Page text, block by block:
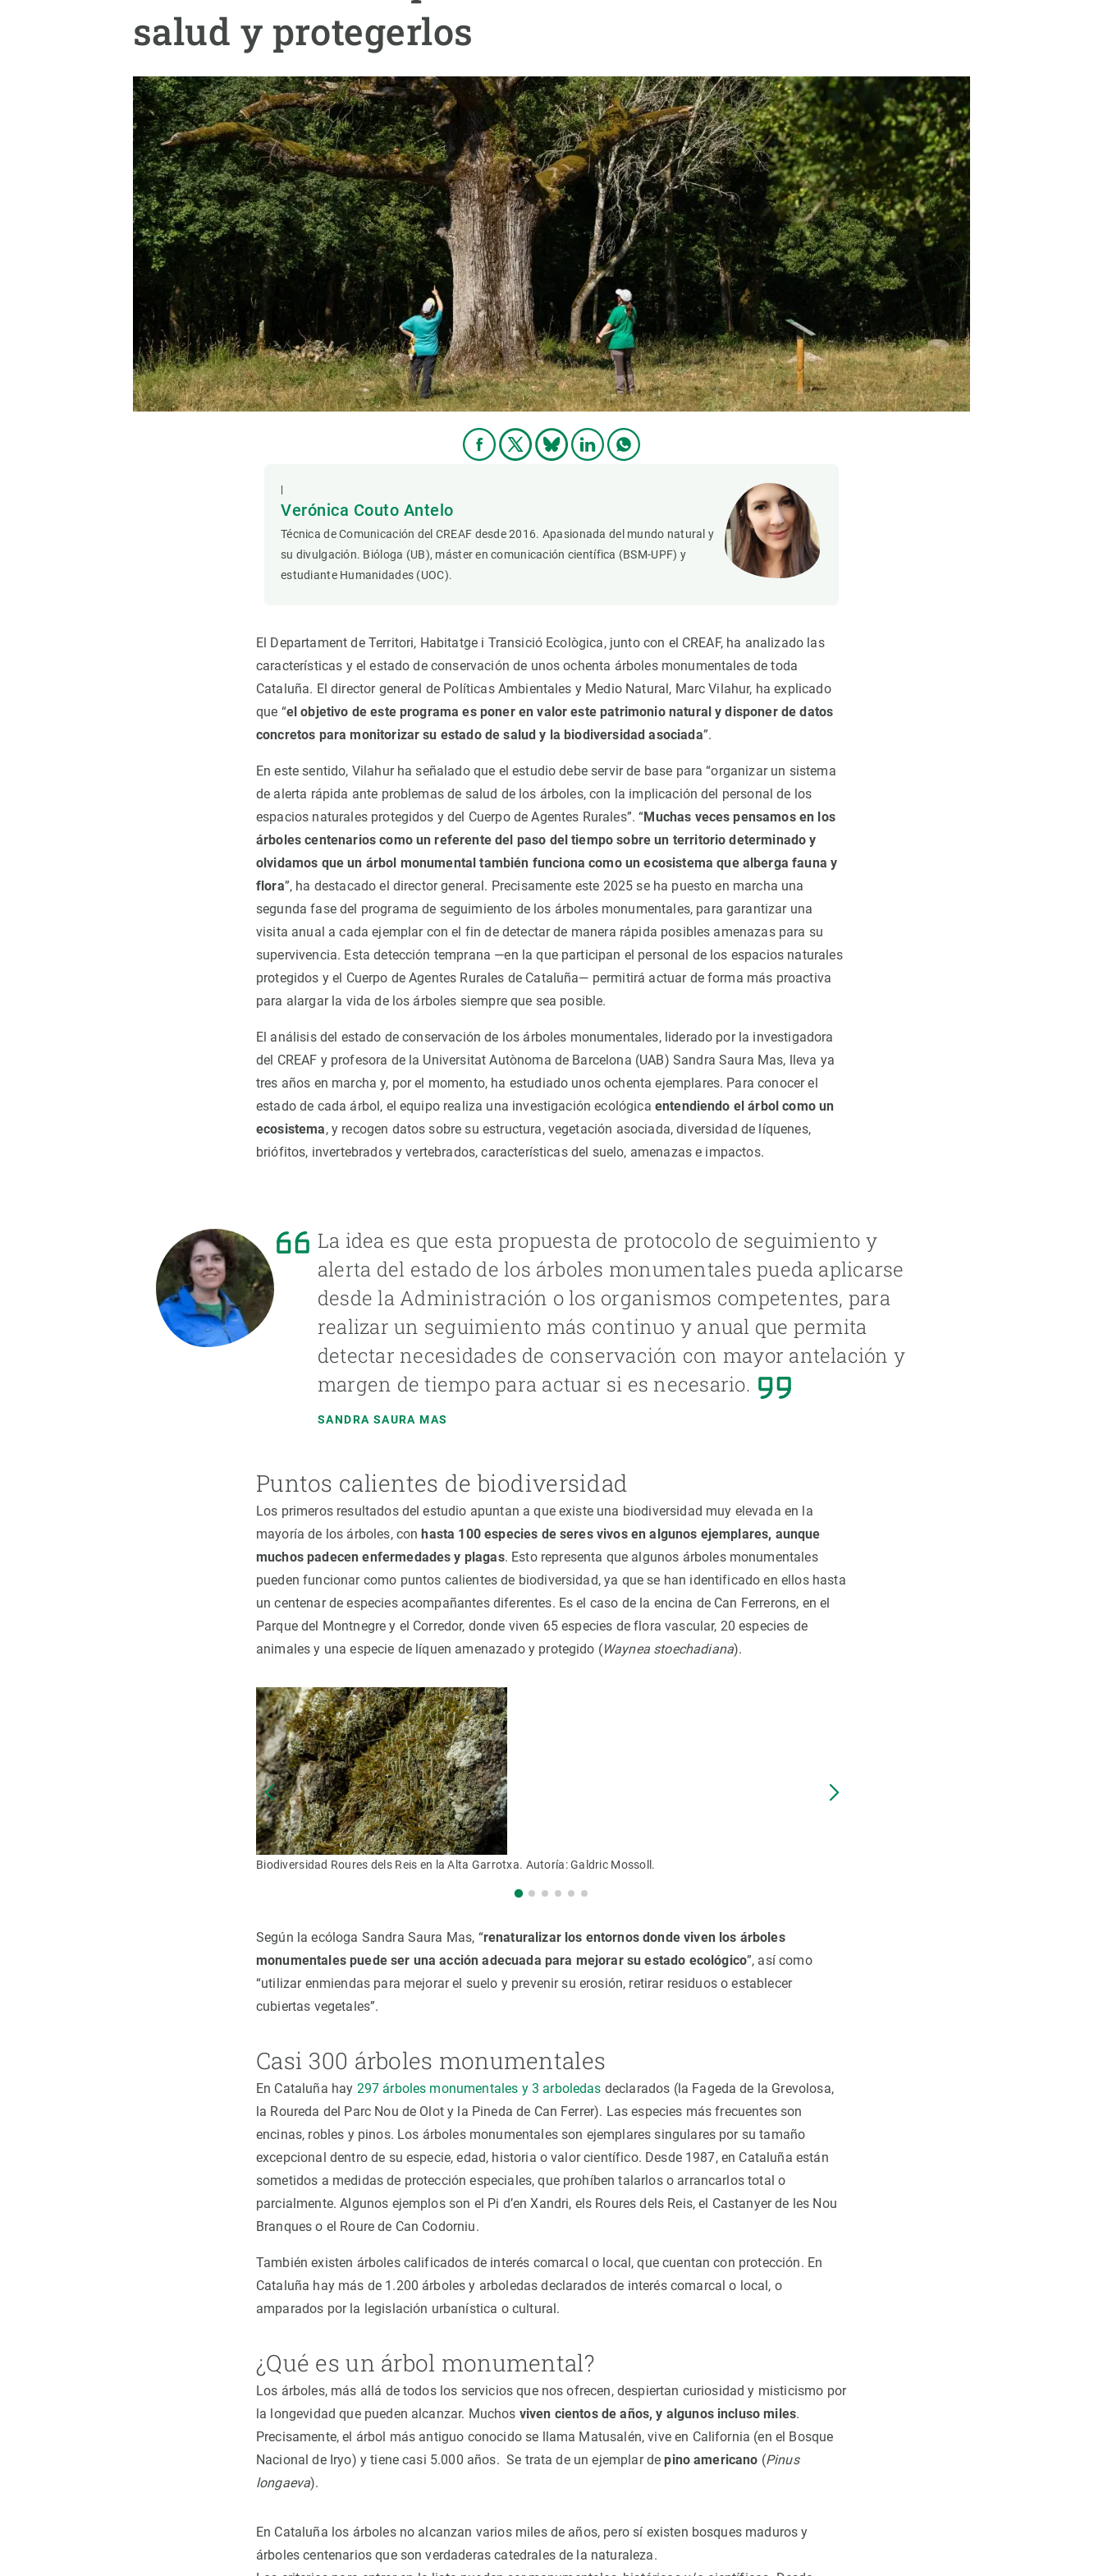
salud y protegerlos
Verónica Couto Antelo
Técnica de Comunicación del CREAF desde 2016. Apasionada del mundo natural y
su divulgación. Bióloga (UB), máster en comunicación científica (BSM-UPF) y
estudiante Humanidades (UOC).
El Departament de Territori, Habitatge i Transició Ecològica, junto con el CREAF, ha analizado las
características y el estado de conservación de unos ochenta árboles monumentales de toda
Cataluña. El director general de Políticas Ambientales y Medio Natural, Marc Vilahur, ha explicado
que “el objetivo de este programa es poner en valor este patrimonio natural y disponer de datos
concretos para monitorizar su estado de salud y la biodiversidad asociada”.
En este sentido, Vilahur ha señalado que el estudio debe servir de base para “organizar un sistema
de alerta rápida ante problemas de salud de los árboles, con la implicación del personal de los
espacios naturales protegidos y del Cuerpo de Agentes Rurales”. “Muchas veces pensamos en los
árboles centenarios como un referente del paso del tiempo sobre un territorio determinado y
olvidamos que un árbol monumental también funciona como un ecosistema que alberga fauna y
flora”, ha destacado el director general. Precisamente este 2025 se ha puesto en marcha una
segunda fase del programa de seguimiento de los árboles monumentales, para garantizar una
visita anual a cada ejemplar con el fin de detectar de manera rápida posibles amenazas para su
supervivencia. Esta detección temprana —en la que participan el personal de los espacios naturales
protegidos y el Cuerpo de Agentes Rurales de Cataluña— permitirá actuar de forma más proactiva
para alargar la vida de los árboles siempre que sea posible.
El análisis del estado de conservación de los árboles monumentales, liderado por la investigadora
del CREAF y profesora de la Universitat Autònoma de Barcelona (UAB) Sandra Saura Mas, lleva ya
tres años en marcha y, por el momento, ha estudiado unos ochenta ejemplares. Para conocer el
estado de cada árbol, el equipo realiza una investigación ecológica entendiendo el árbol como un
ecosistema, y recogen datos sobre su estructura, vegetación asociada, diversidad de líquenes,
briófitos, invertebrados y vertebrados, características del suelo, amenazas e impactos.
La idea es que esta propuesta de protocolo de seguimiento y
alerta del estado de los árboles monumentales pueda aplicarse
desde la Administración o los organismos competentes, para
realizar un seguimiento más continuo y anual que permita
detectar necesidades de conservación con mayor antelación y
margen de tiempo para actuar si es necesario.
SANDRA SAURA MAS
Puntos calientes de biodiversidad
Los primeros resultados del estudio apuntan a que existe una biodiversidad muy elevada en la
mayoría de los árboles, conhasta 100 especies de seres vivos en algunos ejemplares, aunque
muchos padecen enfermedades y plagas. Esto representa que algunos árboles monumentales
pueden funcionar como puntos calientes de biodiversidad, ya que se han identificado en ellos hasta
un centenar de especies acompañantes diferentes. Es el caso de la encina de Can Ferrerons, en el
Parque del Montnegre y el Corredor, donde viven 65 especies de flora vascular, 20 especies de
animales y una especie de líquen amenazado y protegido (Waynea stoechadiana).
Biodiversidad Roures dels Reis en la Alta Garrotxa. Autoría: Galdric Mossoll.
Según la ecóloga Sandra Saura Mas, “renaturalizar los entornos donde viven los árboles
monumentales puede ser una acción adecuada para mejorar su estado ecológico”, así como
“utilizar enmiendas para mejorar el suelo y prevenir su erosión, retirar residuos o establecer
cubiertas vegetales”.
Casi 300 árboles monumentales
En Cataluña hay 297 árboles monumentales y 3 arboledas declarados (la Fageda de la Grevolosa,
la Roureda del Parc Nou de Olot y la Pineda de Can Ferrer). Las especies más frecuentes son
encinas, robles y pinos. Los árboles monumentales son ejemplares singulares por su tamaño
excepcional dentro de su especie, edad, historia o valor científico. Desde 1987, en Cataluña están
sometidos a medidas de protección especiales, que prohíben talarlos o arrancarlos total o
parcialmente. Algunos ejemplos son el Pi d’en Xandri, els Roures dels Reis, el Castanyer de les Nou
Branques o el Roure de Can Codorniu.
También existen árboles calificados de interés comarcal o local, que cuentan con protección. En
Cataluña hay más de 1.200 árboles y arboledas declarados de interés comarcal o local, o
amparados por la legislación urbanística o cultural.
¿Qué es un árbol monumental?
Los árboles, más allá de todos los servicios que nos ofrecen, despiertan curiosidad y misticismo por
la longevidad que pueden alcanzar. Muchos viven cientos de años, y algunos incluso miles.
Precisamente, el árbol más antiguo conocido se llama Matusalén, vive en California (en el Bosque
Nacional de Iryo) y tiene casi 5.000 años. Se trata de un ejemplar depino americano (Pinus
longaeva).
En Cataluña los árboles no alcanzan varios miles de años, pero sí existen bosques maduros y
árboles centenarios que son verdaderas catedrales de la naturaleza.
Equidad, Diversidad e Inclusión (EDI)
Oficina de prensa
Ciencia abierta y gestión del conocimiento
Documentación
Observación de la Tierra
Temas transversales
Publicaciones
Synthesis Actions Un lugar donde crecer
Desarrollo de carrera
Seminarios y actividades internas
Te ofrecemos formación
NOTICIAS Y AGENDA
Eventos anteriores
Funcionamiento de los ecosistemas
Observación de la Tierra